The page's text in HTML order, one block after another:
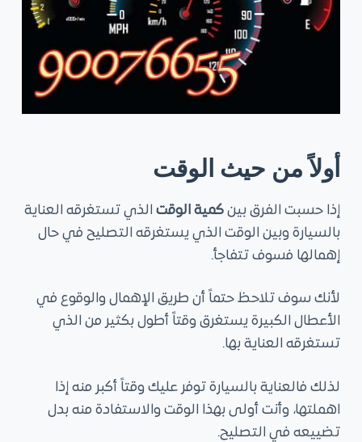
أولاً من حيث الوقت
إذا حسبت الفرق بين كمية الوقتالذي تستغرقه العناية
بالسيارة وبين الوقت الذي يستغرقه التصليح في حال
إهمالها فسوف تتفاجأ.
لأنك سوف تلاحظ حتماً أن طريق الإهمال والوقوع في
الأعطال الكبيرة يستغرق وقتاً أطول بكثير من الذي
تستغرقه العناية بها.
لذلك فالعناية بالسيارة توفر عليك وقتاً أكبر منه إذا
اهملتها، وأنت أولى بهذا الوقت والاستفادة منه بدل
تضييعه في التصليح.